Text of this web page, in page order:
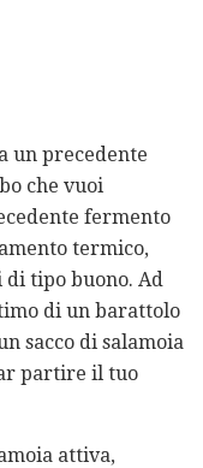
un precedente
che vuoi
fermento
termico,
tipo buono. Ad
di un barattolo
sacco di salamoia
partire il tuo
attiva,